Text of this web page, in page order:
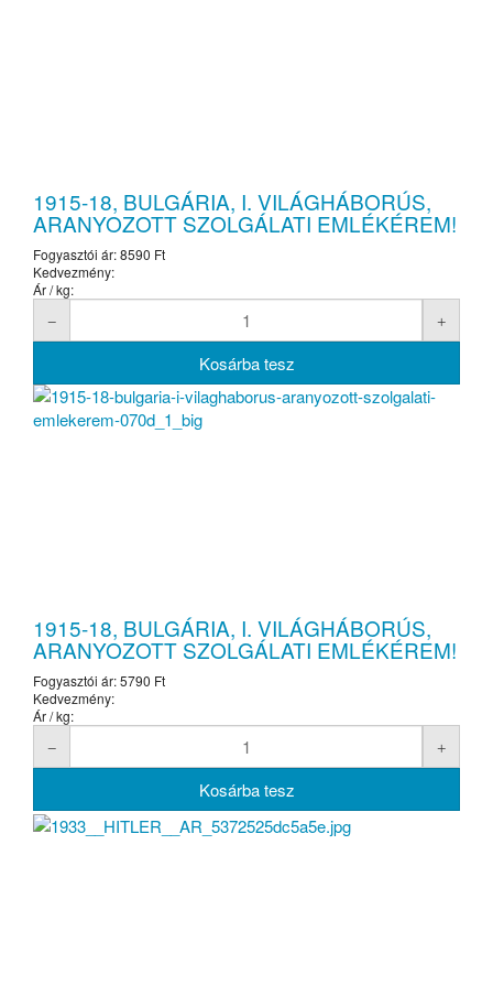
1915-18, BULGÁRIA, I. VILÁGHÁBORÚS,
ARANYOZOTT SZOLGÁLATI EMLÉKÉREM!
Fogyasztói ár:8590 Ft
Kedvezmény:
Ár / kg:
1915-18, BULGÁRIA, I. VILÁGHÁBORÚS,
ARANYOZOTT SZOLGÁLATI EMLÉKÉREM!
Fogyasztói ár:5790 Ft
Kedvezmény:
Ár / kg: